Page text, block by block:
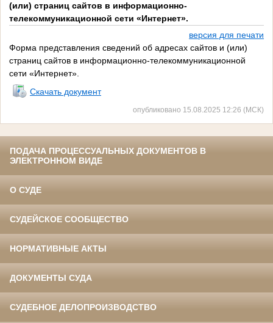
(или) страниц сайтов в информационно-
телекоммуникационной сети «Интернет».
версия для печати
Форма представления сведений об адресах сайтов и (или)
страниц сайтов в информационно-телекоммуникационной
сети «Интернет».
Скачать документ
опубликовано 15.08.2025 12:26 (МСК)
ПОДАЧА ПРОЦЕССУАЛЬНЫХ ДОКУМЕНТОВ В
ЭЛЕКТРОННОМ ВИДЕ
О СУДЕ
СУДЕЙСКОЕ СООБЩЕСТВО
НОРМАТИВНЫЕ АКТЫ
ДОКУМЕНТЫ СУДА
СУДЕБНОЕ ДЕЛОПРОИЗВОДСТВО